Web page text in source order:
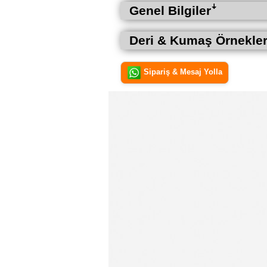
Genel Bilgilerꜜ
Deri & Kumaş
Sipariş & Mesaj Yolla